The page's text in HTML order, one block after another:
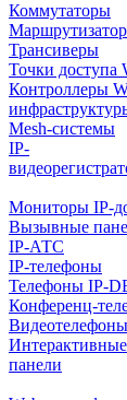
Коммутаторы
Трансиверы
Точки доступа
Контроллеры
Mesh-системы
IP-
и
Мониторы IP-
Вызывные
IP-АТС
IP-телефоны
Телефоны IP-
Конференц-
Видеотелефоны
Интерактивные
панели